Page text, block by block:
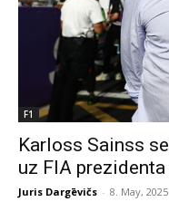
F1
Karloss Sainss
uz FIA
Juris Dargēvičs - 8. May, 2025